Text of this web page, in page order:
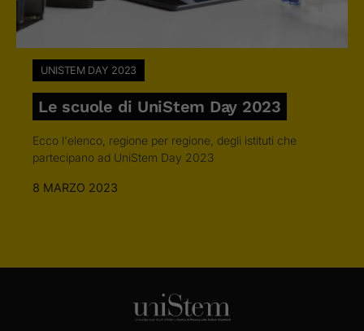
UNISTEM DAY 2023
Le scuole di UniStem Day 2023
Ecco l'elenco, regione per regione, degli istituti che
partecipano ad UniStem Day 2023
8 MARZO 2023